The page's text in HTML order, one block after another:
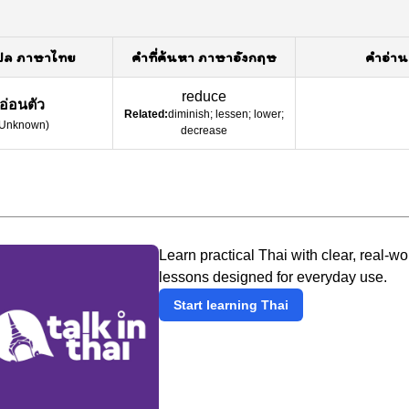
ภาษาไทย คำที่ค้นหา ภาษาอังกฤษ คำอ่าน
อ่อนตัว
Unknown)
reduce
Related:diminish; lessen; lower;
decrease
Learn practical Thai with clear, real-
lessons designed for everyday use.
Start learning Thai